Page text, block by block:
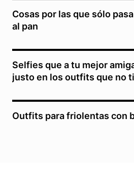
Cosas por las que sólo
al pan
Selfies que a tu mejor
justo en los outfits que no
Outfits para friolentas con